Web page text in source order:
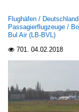
Flughäfen /
Passagierflugzeuge /
Bul Air (LB-BVL)
 701. 04.02.2018